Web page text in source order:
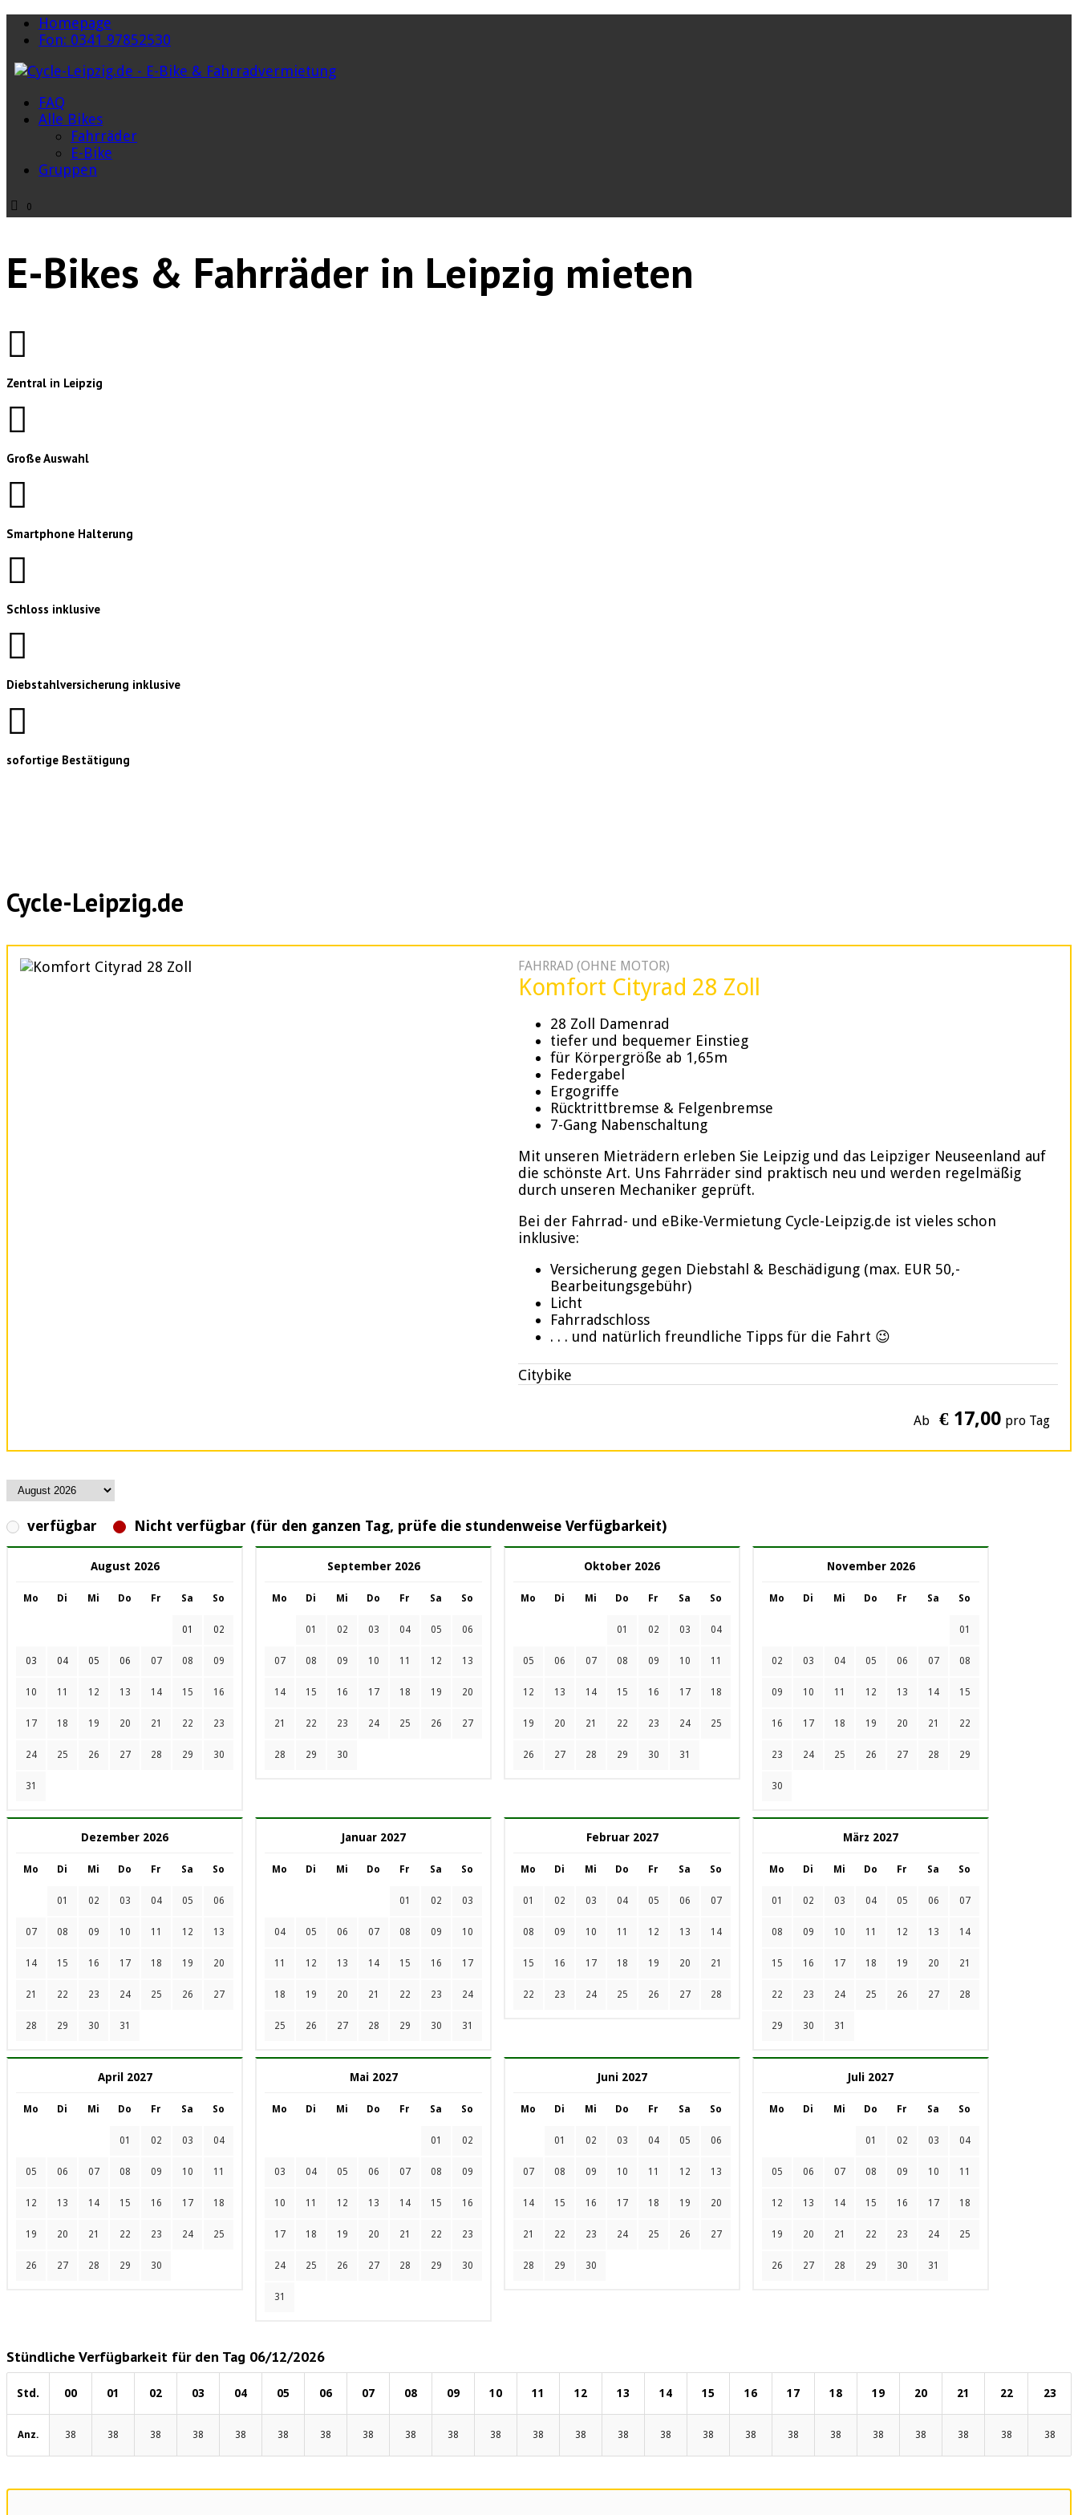
Homepage
Fon: 0341 97852530
FAQ
Alle Bikes
Fahrräder
E-Bike
Gruppen
0
E-Bikes & Fahrräder in Leipzig mieten
Zentral in Leipzig
Große Auswahl
Smartphone Halterung
Schloss inklusive
Diebstahlversicherung inklusive
sofortige Bestätigung
Cycle-Leipzig.de
FAHRRAD (OHNE MOTOR)
Komfort Cityrad 28 Zoll
28 Zoll Damenrad
tiefer und bequemer Einstieg
für Körpergröße ab 1,65m
Federgabel
Ergogriffe
Rücktrittbremse & Felgenbremse
7-Gang Nabenschaltung
Mit unseren Mieträdern erleben Sie Leipzig und das Leipziger Neuseenland auf
die schönste Art. Uns Fahrräder sind praktisch neu und werden regelmäßig
durch unseren Mechaniker geprüft.
Bei der Fahrrad- und eBike-Vermietung Cycle-Leipzig.de ist vieles schon
inklusive:
Versicherung gegen Diebstahl & Beschädigung (max. EUR 50,-
Bearbeitungsgebühr)
Licht
Fahrradschloss
. . . und natürlich freundliche Tipps für die Fahrt 😉
Citybike
Ab € 17,00 pro Tag
verfügbar Nicht verfügbar (für den ganzen Tag, prüfe die stundenweise Verfügbarkeit)
August 2026
Mo Di Mi Do Fr Sa So
01 02
03 04 05 06 07 08 09
10 11 12 13 14 15 16
17 18 19 20 21 22 23
24 25 26 27 28 29 30
31
September 2026
Mo Di Mi Do Fr Sa So
01 02 03 04 05 06
07 08 09 10 11 12 13
14 15 16 17 18 19 20
21 22 23 24 25 26 27
28 29 30
Oktober 2026
Mo Di Mi Do Fr Sa So
01 02 03 04
05 06 07 08 09 10 11
12 13 14 15 16 17 18
19 20 21 22 23 24 25
26 27 28 29 30 31
November 2026
Mo Di Mi Do Fr Sa So
01
02 03 04 05 06 07 08
09 10 11 12 13 14 15
16 17 18 19 20 21 22
23 24 25 26 27 28 29
30
Dezember 2026
Mo Di Mi Do Fr Sa So
01 02 03 04 05 06
07 08 09 10 11 12 13
14 15 16 17 18 19 20
21 22 23 24 25 26 27
28 29 30 31
Januar 2027
Mo Di Mi Do Fr Sa So
01 02 03
04 05 06 07 08 09 10
11 12 13 14 15 16 17
18 19 20 21 22 23 24
25 26 27 28 29 30 31
Februar 2027
Mo Di Mi Do Fr Sa So
01 02 03 04 05 06 07
08 09 10 11 12 13 14
15 16 17 18 19 20 21
22 23 24 25 26 27 28
März 2027
Mo Di Mi Do Fr Sa So
01 02 03 04 05 06 07
08 09 10 11 12 13 14
15 16 17 18 19 20 21
22 23 24 25 26 27 28
29 30 31
April 2027
Mo Di Mi Do Fr Sa So
01 02 03 04
05 06 07 08 09 10 11
12 13 14 15 16 17 18
19 20 21 22 23 24 25
26 27 28 29 30
Mai 2027
Mo Di Mi Do Fr Sa So
01 02
03 04 05 06 07 08 09
10 11 12 13 14 15 16
17 18 19 20 21 22 23
24 25 26 27 28 29 30
31
Juni 2027
Mo Di Mi Do Fr Sa So
01 02 03 04 05 06
07 08 09 10 11 12 13
14 15 16 17 18 19 20
21 22 23 24 25 26 27
28 29 30
Juli 2027
Mo Di Mi Do Fr Sa So
01 02 03 04
05 06 07 08 09 10 11
12 13 14 15 16 17 18
19 20 21 22 23 24 25
26 27 28 29 30 31
Stündliche Verfügbarkeit für den Tag 06/12/2026
Std. 00 01 02 03 04 05 06 07 08 09 10 11 12 13 14 15 16 17 18 19 20 21 22 23
Anz. 38 38 38 38 38 38 38 38 38 38 38 38 38 38 38 38 38 38 38 38 38 38 38 38